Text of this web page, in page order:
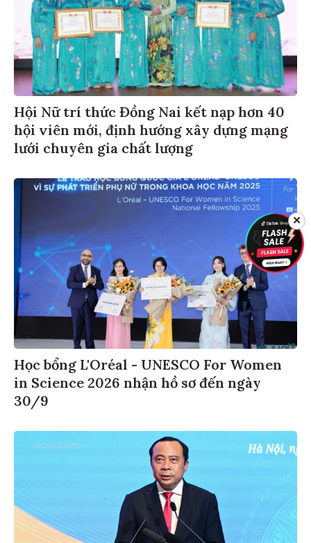
Hội Nữ trí thức Đồng Nai kết nạp hơn 40
hội viên mới, định hướng xây dựng mạng
lưới chuyên gia chất lượng
Học bổng L'Oréal - UNESCO For Women
in Science 2026 nhận hồ sơ đến ngày
30/9
✕